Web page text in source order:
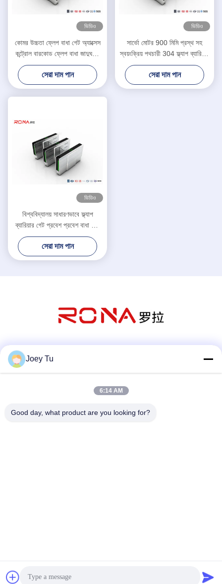
ভিডিও
কোমর উচ্চতা ফ্লেপ বাধা গেট অ্যাক্সেস
কন্ট্রোল বারকোড ফ্লেপ বাধা জাদুঘরের
জন্য টার্নস্টাইল
সেরা দাম পান
ভিডিও
সার্ভো মোটর 900 মিমি প্রস্থ সহ
স্বয়ংক্রিয় পথচারী 304 ফ্ল্যাপ ব্যারিয়ার
গেট
সেরা দাম পান
ভিডিও
বিশ্ববিদ্যালয় সাধারণভাবে ফ্ল্যাপ
ব্যারিয়ার গেট প্রবেশ প্রবেশ বাধা গেট
টার্নস্টাইল ফেস স্বীকৃতি / কার্ড রিডার
সেরা দাম পান
টেলিফোন
Joey Tu
6:14 AM
Good day, what product are you looking for?